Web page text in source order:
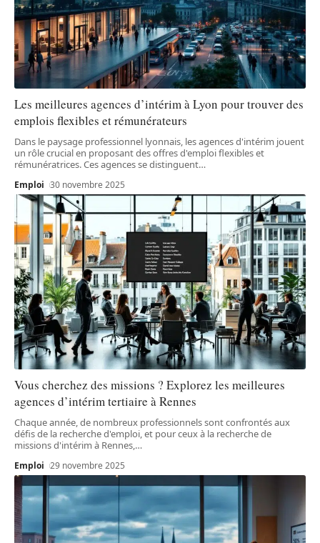
Les meilleures agences d’intérim à Lyon pour trouver des
emplois flexibles et rémunérateurs
Dans le paysage professionnel lyonnais, les agences d'intérim jouent
un rôle crucial en proposant des offres d'emploi flexibles et
rémunératrices. Ces agences se distinguent…
Emploi 30 novembre 2025
Vous cherchez des missions ? Explorez les meilleures
agences d’intérim tertiaire à Rennes
Chaque année, de nombreux professionnels sont confrontés aux
défis de la recherche d'emploi, et pour ceux à la recherche de
missions d'intérim à Rennes,…
Emploi 29 novembre 2025